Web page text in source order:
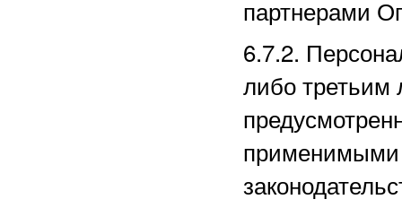
партнерами
6.7.2.
либо третьим